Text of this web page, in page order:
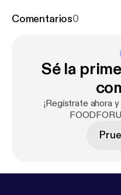
warum wir auf das Glas
Comentarios0
Sé la
¡Regístrate ahora